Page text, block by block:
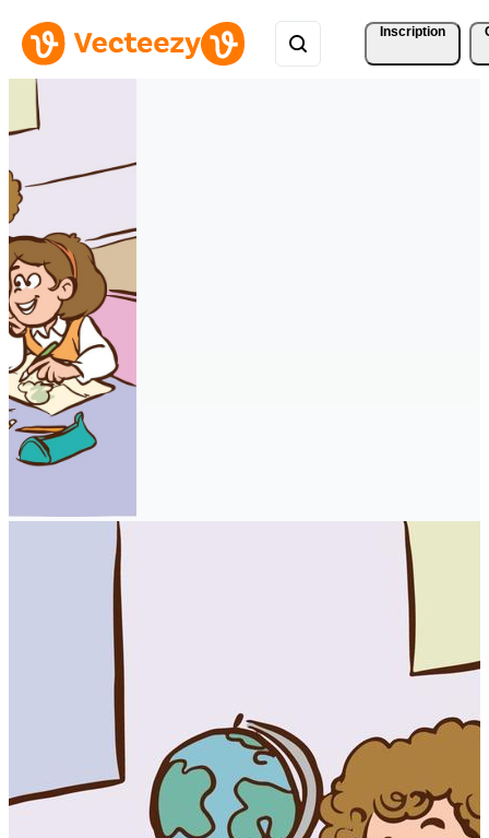
Inscription